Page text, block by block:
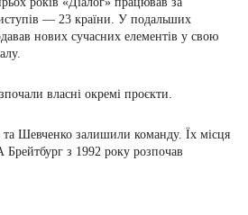
— 23 країни. У подальших
нових сучасних елементів у свою
власні окремі проєкти.
Шевченко залишили команду. Їх місця
з 1992 року розпочав